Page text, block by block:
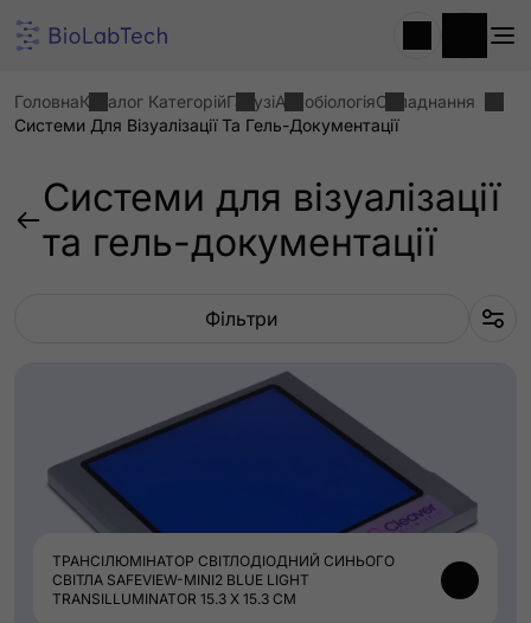
ГоловнаКаталог КатегорійГалузіАгробіологіяОбладнання
Системи Для Візуалізації Та Гель-Документації
Системи для візуалізації
та гель-документації
Фільтри
ТРАНСІЛЮМІНАТОР СВІТЛОДІОДНИЙ СИНЬОГО
СВІТЛА SAFEVIEW-MINI2 BLUE LIGHT
TRANSILLUMINATOR 15.3 X 15.3 СМ